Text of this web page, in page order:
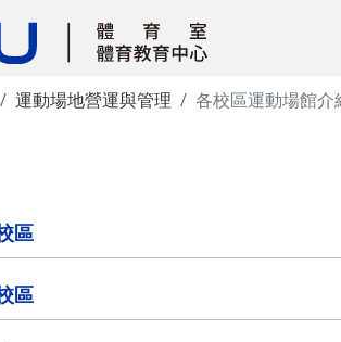
運動場地營運與管理 各校區運動場館介
區
區